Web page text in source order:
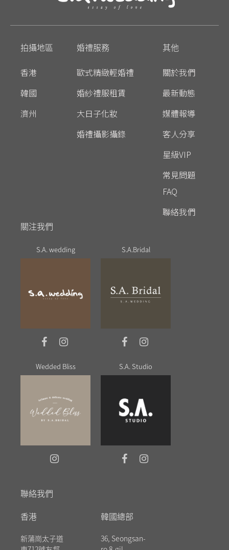
拍攝地區
香港
韓國
濟州
婚禮服務
歐式精緻輕婚禮
婚紗禮服租賃
大日子化妝
婚禮攝影攝錄
其他
關於我們
最新動態
媒體報導
客人分享
星級VIP
常見問題
FAQ
聯絡我們
關注我們
S.A. wedding S.A.Bridal
Wedded Bliss S.A. Studio
聯絡我們
香港
新蒲崗太子道
韓國總部
36, Seongsan-